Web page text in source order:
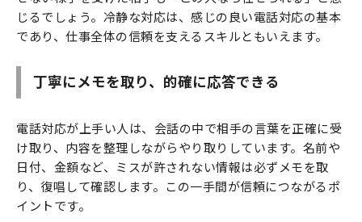
じるでしょう。冷静な対応は、感じの良い電話対応の基本
であり、仕事全体の信頼を支えるスキルともいえます。
丁寧にメモを取り、的確に応答できる
電話対応が上手い人は、会話の中で相手の言葉を正確に受
け取り、内容を整理しながらやり取りしています。名前や
日付、金額など、ミスが許されない情報は必ずメモを取
り、復唱して確認します。この一手間が信頼につながるポ
イントです。